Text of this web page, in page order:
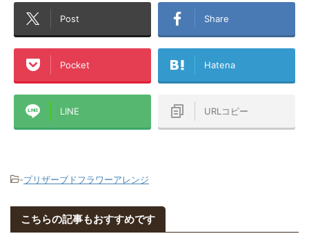
Post Share
Pocket Hatena
LINE URLコピー
-プリザーブドフラワーアレンジ
こちらの記事もおすすめです